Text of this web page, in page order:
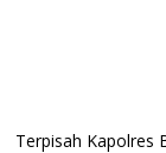
Terpisah Kapolres